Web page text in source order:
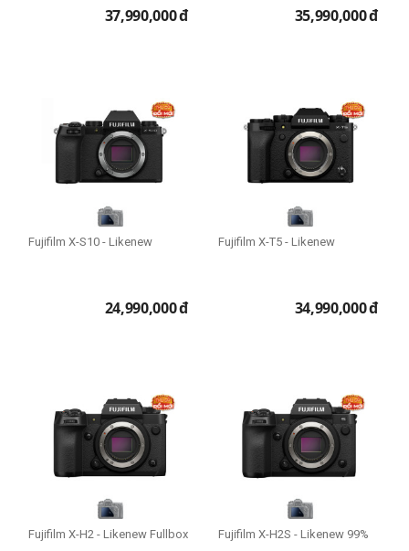
37,990,000đ 35,990,000đ
Fujifilm X-S10 - Likenew
24,990,000đ
Fujifilm X-T5 - Likenew
34,990,000đ
Fujifilm X-H2 - Likenew Fullbox Fujifilm X-H2S - Likenew 99%